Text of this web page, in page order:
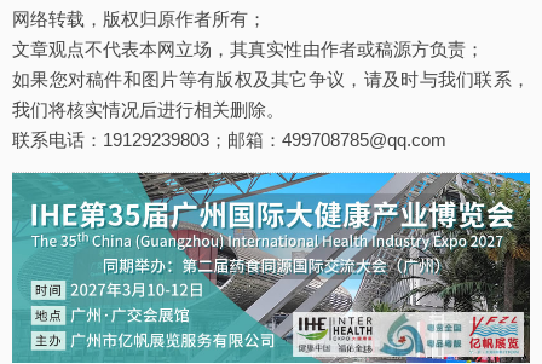
网络转载，版权归原作者所有；
文章观点不代表本网立场，其真实性由作者或稿源方负责；
如果您对稿件和图片等有版权及其它争议，请及时与我们联系，
我们将核实情况后进行相关删除。
联系电话：19129239803；邮箱：499708785@qq.com